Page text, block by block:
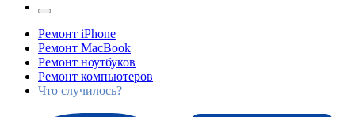
Ремонт iPhone
Ремонт MacBook
Ремонт ноутбуков
Ремонт компьютеров
Что случилось?